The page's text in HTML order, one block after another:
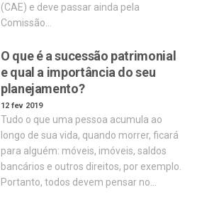
(CAE) e deve passar ainda pela
Comissão…
O que é a sucessão patrimonial
e qual a importância do seu
planejamento?
12 fev 2019
Tudo o que uma pessoa acumula ao
longo de sua vida, quando morrer, ficará
para alguém: móveis, imóveis, saldos
bancários e outros direitos, por exemplo.
Portanto, todos devem pensar no…